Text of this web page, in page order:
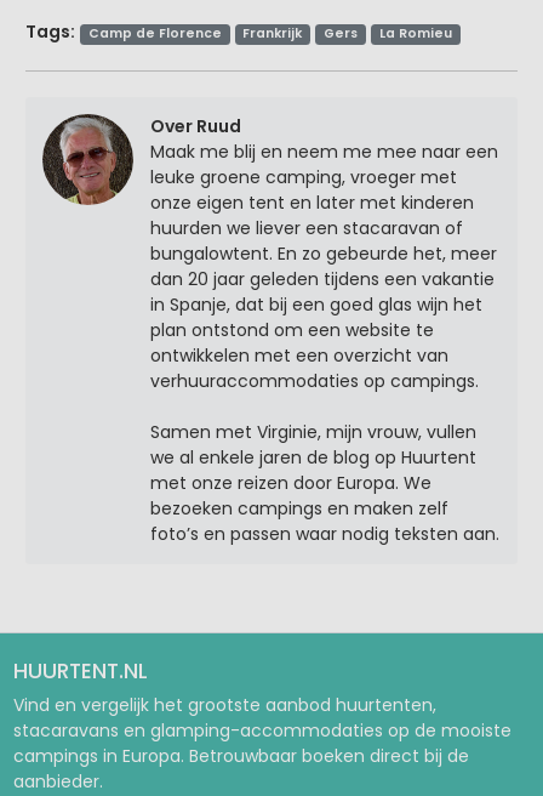
Tags: Camp de Florence Frankrijk Gers La Romieu
Over Ruud
Maak me blij en neem me mee naar een
leuke groene camping, vroeger met
onze eigen tent en later met kinderen
huurden we liever een stacaravan of
bungalowtent. En zo gebeurde het, meer
dan 20 jaar geleden tijdens een vakantie
in Spanje, dat bij een goed glas wijn het
plan ontstond om een website te
ontwikkelen met een overzicht van
verhuuraccommodaties op campings.
Samen met Virginie, mijn vrouw, vullen
we al enkele jaren de blog op Huurtent
met onze reizen door Europa. We
bezoeken campings en maken zelf
foto’s en passen waar nodig teksten aan.
HUURTENT.NL
Vind en vergelijk het grootste aanbod huurtenten,
stacaravans en glamping-accommodaties op de mooiste
campings in Europa. Betrouwbaar boeken direct bij de
aanbieder.